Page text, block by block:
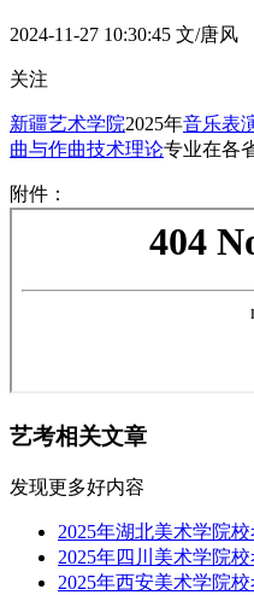
2024-11-27 10:30:45 文/唐风
关注
新疆艺术学院2025年音乐表
曲与作曲技术理论专业在各
附件：
艺考相关文章
发现更多好内容
2025年湖北美术学院
2025年四川美术学院
2025年西安美术学院